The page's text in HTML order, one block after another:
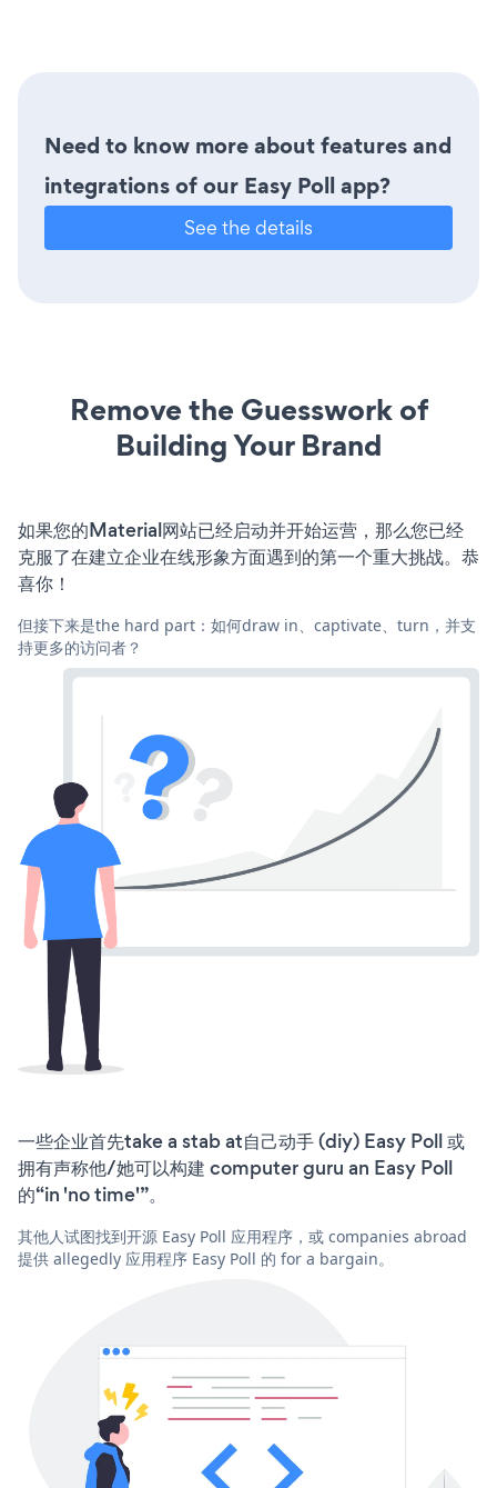
Need to know more about features and
integrations of our Easy Poll app?
See the details
Remove the Guesswork of
Building Your Brand
如果您的Material网站已经启动并开始运营，那么您已经
克服了在建立企业在线形象方面遇到的第一个重大挑战。恭
喜你！
但接下来是the hard part：如何draw in、captivate、turn，并支
持更多的访问者？
一些企业首先take a stab at自己动手 (diy) Easy Poll 或
拥有声称他/她可以构建 computer guru an Easy Poll
的“in 'no time'”。
其他人试图找到开源 Easy Poll 应用程序，或 companies abroad
提供 allegedly 应用程序 Easy Poll 的 for a bargain。